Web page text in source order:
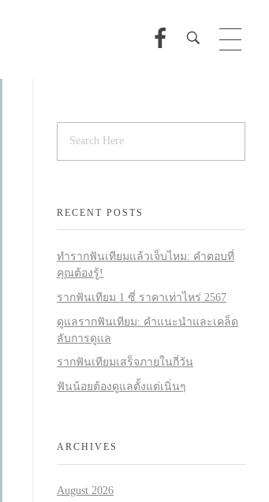
RECENT POSTS
ทำรากฟันเทียมแล้วเจ็บไหม: คำตอบที่
คุณต้องรู้!
รากฟันเทียม 1 ซี่ ราคาเท่าไหร่ 2567
ดูแลรากฟันเทียม: คำแนะนำและเคล็ด
ลับการดูแล
รากฟันเทียมเสร็จภายในกี่วัน
ฟันน้อยต้องดูแลตั้งแต่เนิ่นๆ
ARCHIVES
August 2026